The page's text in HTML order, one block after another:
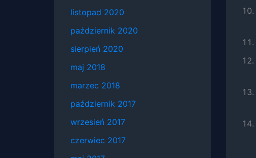
listopad 2020
październik 2020
sierpień 2020
maj 2018
marzec 2018
październik 2017
wrzesień 2017
czerwiec 2017